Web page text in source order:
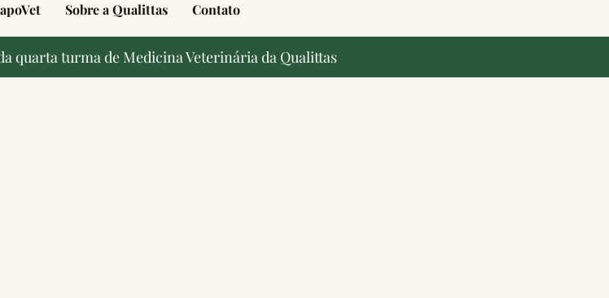
Sobre a Qualittas Contato
quarta turma de Medicina Veterinária da Qualittas